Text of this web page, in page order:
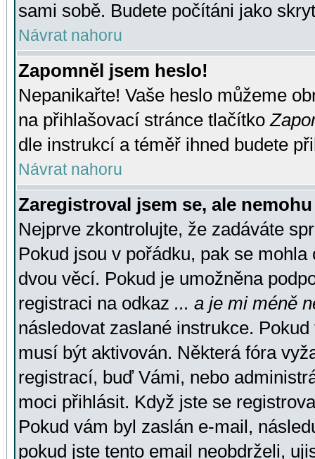
sami sobě. Budete počítáni jako
Návrat nahoru
Zapomněl jsem heslo!
Nepanikařte! Vaše heslo můžeme
na přihlašovací stránce tlačítko
dle instrukcí a téměř ihned budete
Návrat nahoru
Zaregistroval jsem se, ale
Nejprve zkontrolujte, že zadáváte
Pokud jsou v pořádku, pak se
dvou věcí. Pokud je umožněna
registraci na odkaz ... a je mi méně
následovat zaslané instrukce.
musí být aktivován. Některá fóra
registrací, buď Vámi, nebo
moci přihlásit. Když jste se
Pokud vám byl zaslán e-mail,
pokud jste tento email neobdrželi,